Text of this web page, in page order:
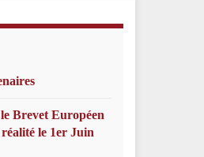
Brevet Européen
le 1er Juin